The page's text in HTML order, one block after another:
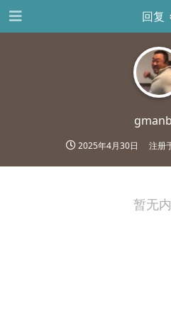
2025年4月30日 注册
回复
暂无